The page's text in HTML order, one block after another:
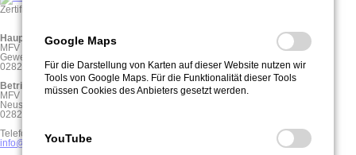
Zertifikat Managementsystem (verschleissblechzentrum.de)
Hauptsitz und Postanschrift
MFV Maschinenbau GmbH
Gewerbering 4
02828 Görlitz
Betriebsstätte Neusiedlerstraße
MFV Maschinenbau GmbH
Neusiedlerstraße 13
02827 Görlitz
Telefon:
03581/8773410
info@mfv-maschinenbau.de
Google Maps
Für die Darstellung von Karten auf dieser Website nutzen wir
Tools von Google Maps. Für die Funktionalität dieser Tools
müssen Cookies des Anbieters gesetzt werden.
YouTube